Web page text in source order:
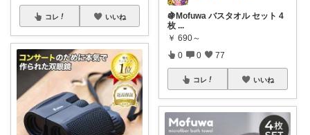
コレ いいね
🍇Mofuwa バスタオル セット 4
枚 ...
￥ 690～
0 0 77
コレ いいね